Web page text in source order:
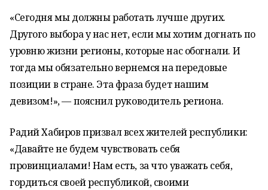
«Сегодня мы должны работать лучше других.
Другого выбора у нас нет, если мы хотим догнать по
уровню жизни регионы, которые нас обогнали. И
тогда мы обязательно вернемся на передовые
позиции в стране. Эта фраза будет нашим
девизом!», — пояснил руководитель региона.
Радий Хабиров призвал всех жителей республики:
«Давайте не будем чувствовать себя
провинциалами! Нам есть, за что уважать себя,
гордиться своей республикой, своими